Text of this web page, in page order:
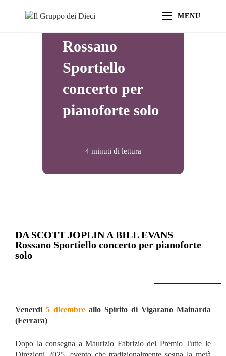
MENU
Rossano
Sportiello
concerto per
pianoforte solo
4 minuti di lettura
DA SCOTT JOPLIN A BILL EVANS
Rossano Sportiello concerto per pianoforte
solo
Venerdì 5 dicembre allo Spirito di Vigarano Mainarda
(Ferrara)
Dopo la consegna a Maurizio Fabrizio del Premio Tutte le